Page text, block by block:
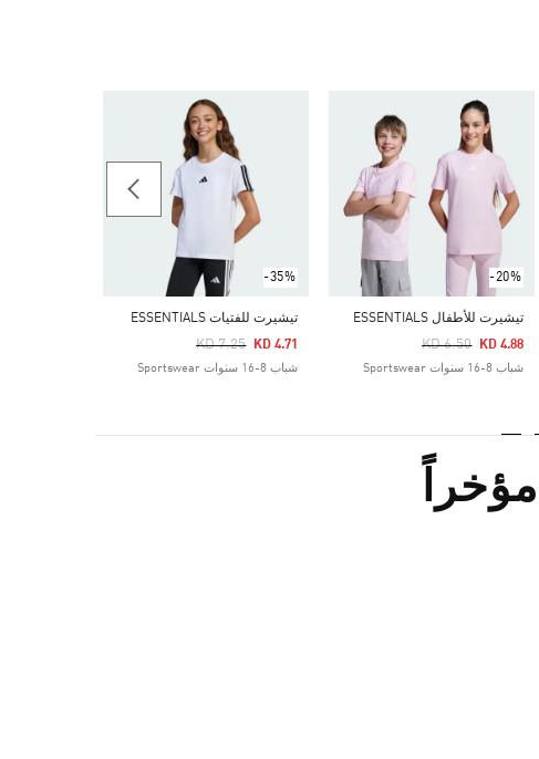
-20%
تيشيرت للأطفال ESSENTIALS
Price Reduced From
KD 6.50
To KD 4.88
شباب 8-16 سنوات Sportswear
-35%
تيشيرت للفتيات ESSENTIALS
Price Reduced From
KD 7.25
To KD 4.71
شباب 8-16 سنوات Sportswear
Price Reduced From